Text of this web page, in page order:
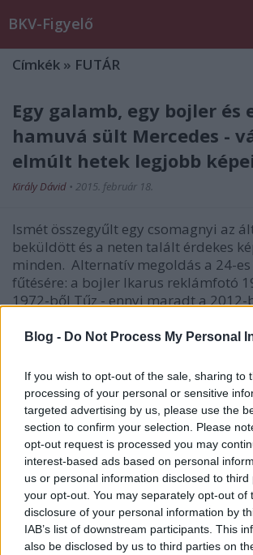
Blog - Do Not Process My Personal
If you wish to opt-out of the sale, sharing to
processing of your personal or sensitive
targeted advertising by us, please use the
section to confirm your selection. Please
opt-out request is processed you may
interest-based ads based on personal
us or personal information disclosed to
your opt-out. You may separately opt-out of
disclosure of your personal information by
IAB’s list of downstream participants. This
also be disclosed by us to third parties on
BKV-Figyelő
Címkék » FUTÁR
Egy galamb, egy bojler és
hamuvá sült Mercedes -
elmúlt hetek legjobb
Király Dávid • 2015. február 18.
Ismét összegyűlt egy csomagnyi az
beküldött és a neten talált érdekes
minden. Alternatív megoldás a 24-
fűtésére: a bojler Ikarus reklámfotó
1972-ből Tűz - ennyi maradt a 2012-
fordítva?
Király Dávid •2014. augusztus 30.
Életszerűtlen jelenetekre,
megoldásokra panaszkodott
pótlásával kapcsolatban. Mint azt a
elküldött levelében leírta, a trolik és
menetrendje összehangolatlan,
kaotikus. A 80-as trolibusz